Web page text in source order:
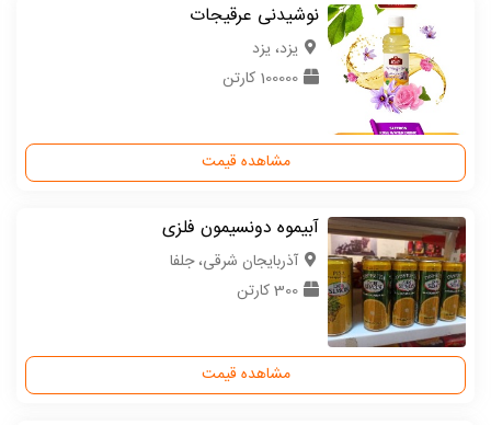
نوشیدنی عرقیجات
یزد، یزد
100000 کارتن
مشاهده قیمت
آبیموه دونسیمون فلزی
آذربایجان شرقی، جلفا
300 کارتن
مشاهده قیمت